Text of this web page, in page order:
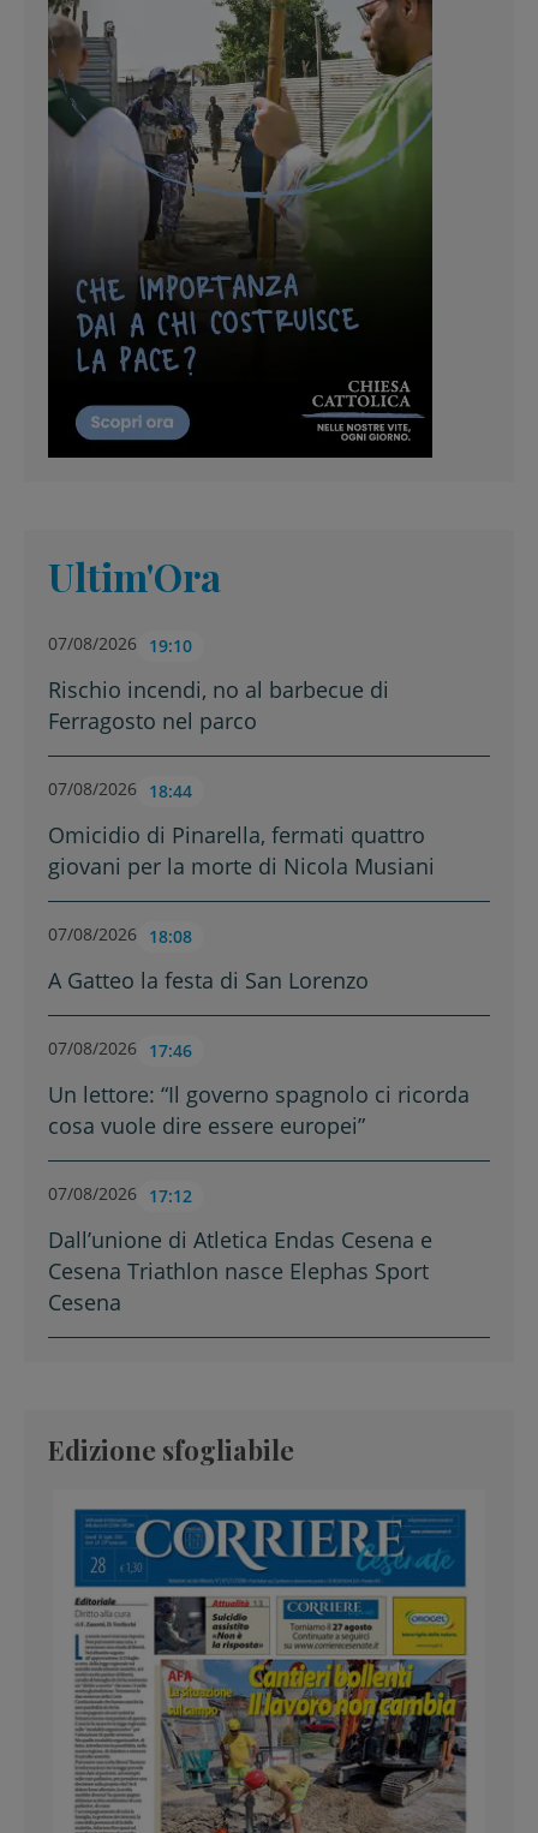
Ultim'Ora
07/08/2026 19:10
Rischio incendi, no al barbecue di
Ferragosto nel parco
07/08/2026 18:44
Omicidio di Pinarella, fermati quattro
giovani per la morte di Nicola Musiani
07/08/2026 18:08
A Gatteo la festa di San Lorenzo
07/08/2026 17:46
Un lettore: “Il governo spagnolo ci ricorda
cosa vuole dire essere europei”
07/08/2026 17:12
Dall’unione di Atletica Endas Cesena e
Cesena Triathlon nasce Elephas Sport
Cesena
Edizione sfogliabile